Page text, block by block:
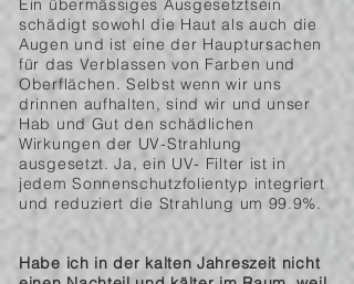
Ein übermässiges Ausgesetztsein
schädigt sowohl die Haut als auch die
Augen und ist eine der Hauptursachen
für das Verblassen von Farben und
Oberflächen. Selbst wenn wir uns
drinnen aufhalten, sind wir und unser
Hab und Gut den schädlichen
Wirkungen der UV-Strahlung
ausgesetzt. Ja, ein UV- Filter ist in
jedem Sonnenschutzfolientyp integriert
und reduziert die Strahlung um 99.9%.
Habe ich in der kalten Jahreszeit nicht